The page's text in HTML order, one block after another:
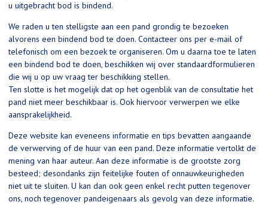
u uitgebracht bod is bindend.
We raden u ten stelligste aan een pand grondig te bezoeken
alvorens een bindend bod te doen. Contacteer ons per e-mail of
telefonisch om een bezoek te organiseren. Om u daarna toe te laten
een bindend bod te doen, beschikken wij over standaardformulieren
die wij u op uw vraag ter beschikking stellen.
Ten slotte is het mogelijk dat op het ogenblik van de consultatie het
pand niet meer beschikbaar is. Ook hiervoor verwerpen we elke
aansprakelijkheid.
Deze website kan eveneens informatie en tips bevatten aangaande
de verwerving of de huur van een pand. Deze informatie vertolkt de
mening van haar auteur. Aan deze informatie is de grootste zorg
besteed; desondanks zijn feitelijke fouten of onnauwkeurigheden
niet uit te sluiten. U kan dan ook geen enkel recht putten tegenover
ons, noch tegenover pandeigenaars als gevolg van deze informatie.